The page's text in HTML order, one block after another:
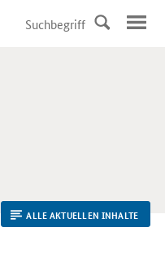
ALLE AKTUELLEN INHALTE